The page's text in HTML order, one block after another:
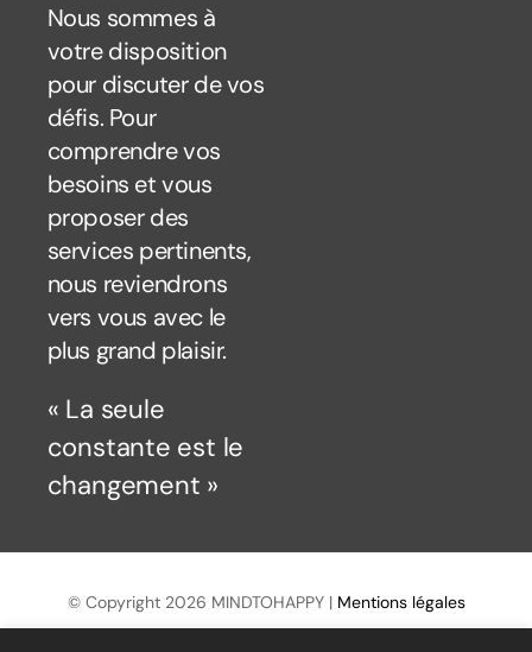
Nous sommes à
votre disposition
pour discuter de vos
défis. Pour
comprendre vos
besoins et vous
proposer des
services pertinents,
nous reviendrons
vers vous avec le
plus grand plaisir.
« La seule
constante est le
changement »
© Copyright 2026 MINDTOHAPPY | Mentions légales